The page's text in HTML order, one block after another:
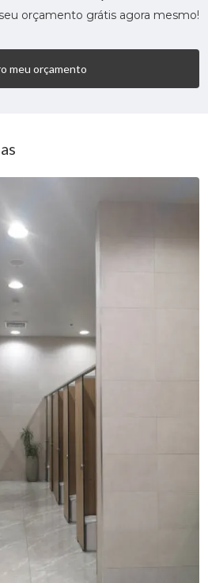
orçamento grátis agora mesmo!
meu orçamento